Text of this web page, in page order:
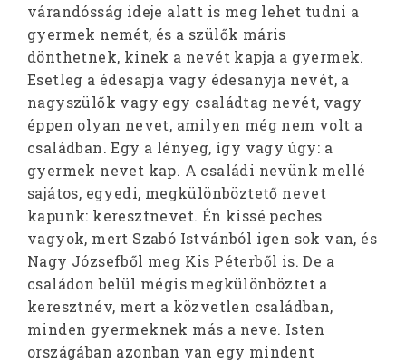
várandósság ideje alatt is meg lehet tudni a
gyermek nemét, és a szülők máris
dönthetnek, kinek a nevét kapja a gyermek.
Esetleg a édesapja vagy édesanyja nevét, a
nagyszülők vagy egy családtag nevét, vagy
éppen olyan nevet, amilyen még nem volt a
családban. Egy a lényeg, így vagy úgy: a
gyermek nevet kap. A családi nevünk mellé
sajátos, egyedi, megkülönböztető nevet
kapunk: keresztnevet. Én kissé peches
vagyok, mert Szabó Istvánból igen sok van, és
Nagy Józsefből meg Kis Péterből is. De a
családon belül mégis megkülönböztet a
keresztnév, mert a közvetlen családban,
minden gyermeknek más a neve. Isten
országában azonban van egy mindent